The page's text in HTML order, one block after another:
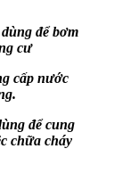
để bơm
cư
cấp nước
để cung
chữa cháy